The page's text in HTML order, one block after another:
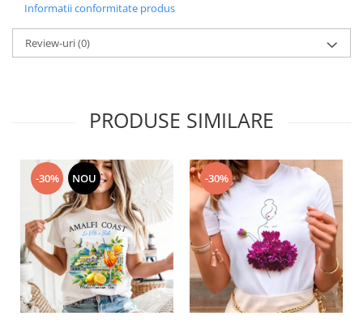
Informatii conformitate produs
Review-uri(0)
PRODUSE SIMILARE
-30% NOU -30%